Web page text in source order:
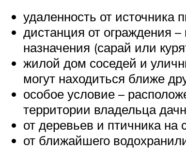
удаленность от источника
дистанция от ограждения
назначения (сарай или
жилой дом соседей и
могут находиться ближе
особое условие –
территории владельца
от деревьев и птичника на
от ближайшего